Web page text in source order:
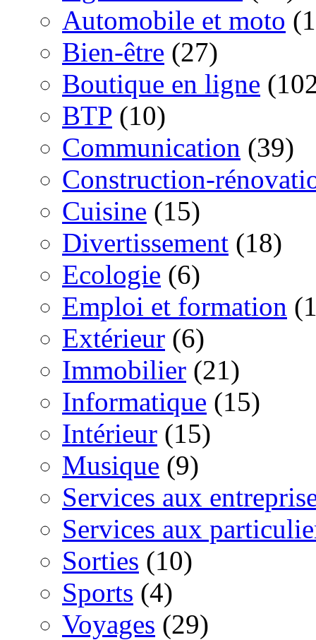
Automobile et moto
Bien-être (27)
Boutique en ligne
BTP (10)
Communication (39)
Construction-
Cuisine (15)
Divertissement (18)
Ecologie (6)
Emploi et formation
Extérieur (6)
Immobilier (21)
Informatique (15)
Intérieur (15)
Musique (9)
Services aux
Services aux
Sorties (10)
Sports (4)
Voyages (29)